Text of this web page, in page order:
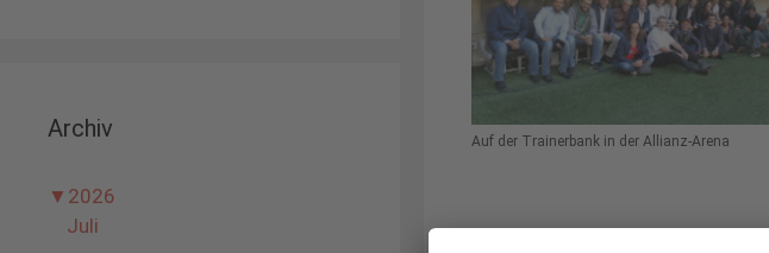
Auf der Trainerbank in der Allianz-Arena
Archiv
▼ 2026
Juli